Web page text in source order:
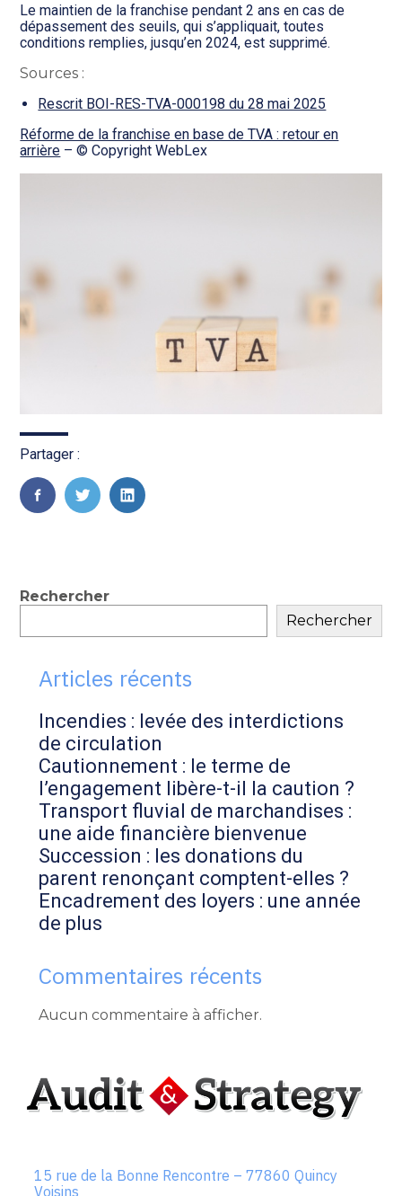
Le maintien de la franchise pendant 2 ans en cas de
dépassement des seuils, qui s’appliquait, toutes
conditions remplies, jusqu’en 2024, est supprimé.
Sources :
Rescrit BOI-RES-TVA-000198 du 28 mai 2025
Réforme de la franchise en base de TVA : retour en
arrière – © Copyright WebLex
Partager :
FaceBook
TwitterLinkedIn
Blog
sidebar
Rechercher
Rechercher
Articles récents
Incendies : levée des interdictions
de circulation
Cautionnement : le terme de
l’engagement libère-t-il la caution ?
Transport fluvial de marchandises :
une aide financière bienvenue
Succession : les donations du
parent renonçant comptent-elles ?
Encadrement des loyers : une année
de plus
Commentaires récents
Aucun commentaire à afficher.
Footer
15 rue de la Bonne Rencontre – 77860 Quincy
Voisins